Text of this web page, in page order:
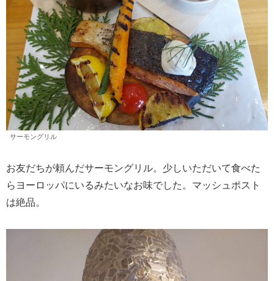
サーモングリル
お友だちが頼んだサーモングリル。少しいただいて食べた
らヨーロッパにいるみたいなお味でした。マッシュポスト
は絶品。